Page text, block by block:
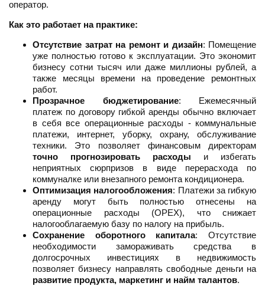
оператор.
Как это работает на практике:
Отсутствие затрат на ремонт и дизайн: Помещение
уже полностью готово к эксплуатации. Это экономит
бизнесу сотни тысяч или даже миллионы рублей, а
также месяцы времени на проведение ремонтных
работ.
Прозрачное бюджетирование: Ежемесячный
платеж по договору гибкой аренды обычно включает
в себя все операционные расходы - коммунальные
платежи, интернет, уборку, охрану, обслуживание
техники. Это позволяет финансовым директорам
точно прогнозировать расходы и избегать
неприятных сюрпризов в виде перерасхода по
коммуналке или внезапного ремонта кондиционера.
Оптимизация налогообложения: Платежи за гибкую
аренду могут быть полностью отнесены на
операционные расходы (OPEX), что снижает
налогооблагаемую базу по налогу на прибыль.
Сохранение оборотного капитала: Отсутствие
необходимости замораживать средства в
долгосрочных инвестициях в недвижимость
позволяет бизнесу направлять свободные деньги на
развитие продукта, маркетинг и найм талантов.